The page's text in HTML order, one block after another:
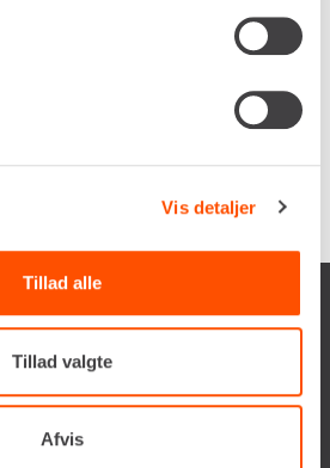
Vis detaljer
Tillad alle
Tillad valgte
Afvis
til erhverv. Gyldigt CVR-